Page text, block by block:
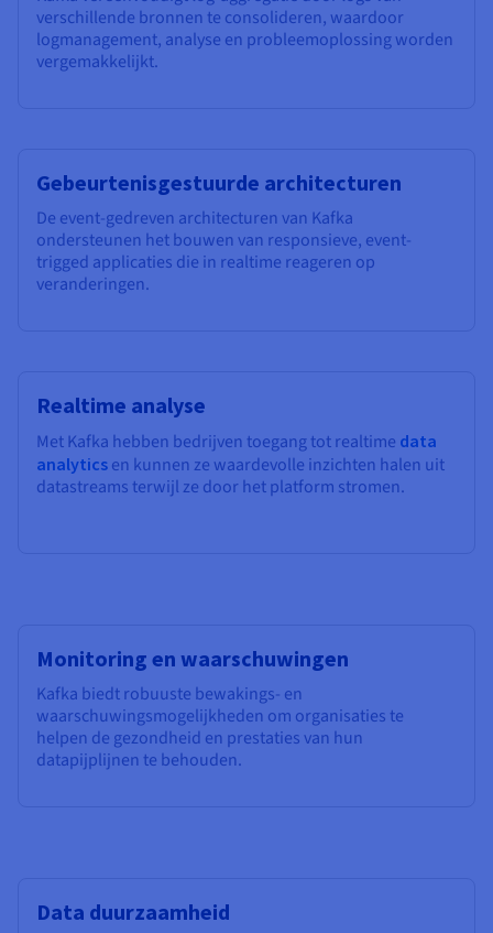
verschillende bronnen te consolideren, waardoor
logmanagement, analyse en probleemoplossing worden
vergemakkelijkt.
Gebeurtenisgestuurde architecturen
De event-gedreven architecturen van Kafka
ondersteunen het bouwen van responsieve, event-
trigged applicaties die in realtime reageren op
veranderingen.
Realtime analyse
Met Kafka hebben bedrijven toegang tot realtime data
analytics en kunnen ze waardevolle inzichten halen uit
datastreams terwijl ze door het platform stromen.
Monitoring en waarschuwingen
Kafka biedt robuuste bewakings- en
waarschuwingsmogelijkheden om organisaties te
helpen de gezondheid en prestaties van hun
datapijplijnen te behouden.
Data duurzaamheid